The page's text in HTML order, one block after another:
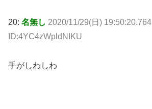
20: 名無し 2020/11/29(日) 19:50:20.764
ID:4YC4zWpldNIKU
手がしわしわ